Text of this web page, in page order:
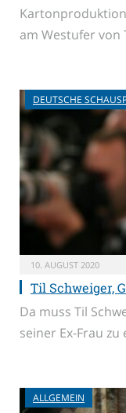
am Westufer von
DEUTSCHE
10. AUGUST 2020
Til Schweiger,
Da muss Til
seiner Ex-Frau
ALLGEMEIN